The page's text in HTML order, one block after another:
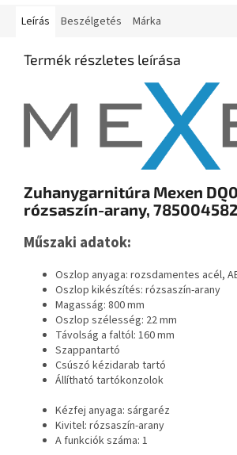
Leírás Beszélgetés Márka
Termék részletes leírása
Zuhanygarnitúra Mexen
rózsaszín-arany,
Műszaki adatok:
Oszlop anyaga: rozsdamentes acél,
Oszlop kikészítés: rózsaszín-arany
Magasság: 800 mm
Oszlop szélesség: 22 mm
Távolság a faltól: 160 mm
Szappantartó
Csúszó kézidarab tartó
Állítható tartókonzolok
Kézfej anyaga: sárgaréz
Kivitel: rózsaszín-arany
A funkciók száma: 1